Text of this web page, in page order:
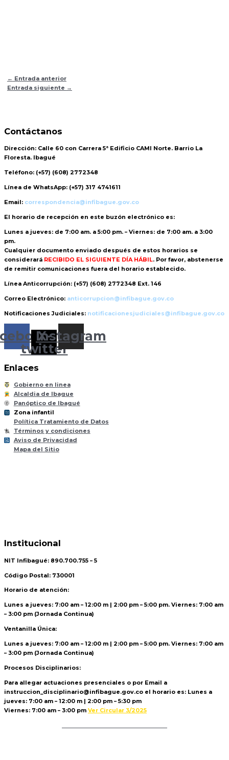
← Entrada anterior
Entrada siguiente →
Contáctanos
Dirección: Calle 60 con Carrera 5ª Edificio CAMI Norte. Barrio La
Floresta. Ibagué
Teléfono: (+57) (608) 2772348
Línea de WhatsApp: (+57) 317 4741611
Email: correspondencia@infibague.gov.co
El horario de recepción en este buzón electrónico es:
Lunes a jueves: de 7:00 am. a 5:00 pm. – Viernes: de 7:00 am. a 3:00
pm.
Cualquier documento enviado después de estos horarios se
considerará RECIBIDO EL SIGUIENTE DÍA HÁBIL. Por favor, abstenerse
de remitir comunicaciones fuera del horario establecido.
Línea Anticorrupción: (+57) (608) 2772348 Ext. 146
Correo Electrónico: anticorrupcion@infibague.gov.co
Notificaciones Judiciales: notificacionesjudiciales@infibague.gov.co
X-
twitter
Instagram
Enlaces
Gobierno en linea
Alcaldia de Ibague
Panóptico de Ibagué
til
Zona infantil
Política Tratamiento de Datos
Términos y condiciones
Aviso de Privacidad
Mapa del Sitio
Institucional
NIT Infibagué: 890.700.755 – 5
Código Postal: 730001
Horario de atención:
Lunes a jueves: 7:00 am – 12:00 m | 2:00 pm – 5:00 pm. Viernes: 7:00 am
– 3:00 pm (Jornada Continua)
Ventanilla Única:
Lunes a jueves: 7:00 am – 12:00 m | 2:00 pm – 5:00 pm. Viernes: 7:00 am
– 3:00 pm (Jornada Continua)
Procesos Disciplinarios:
Para allegar actuaciones presenciales o por Email a
instruccion_disciplinario@infibague.gov.co el horario es: Lunes a
jueves: 7:00 am – 12:00 m | 2:00 pm – 5:30 pm
Viernes: 7:00 am – 3:00 pm Ver Circular 3/2025